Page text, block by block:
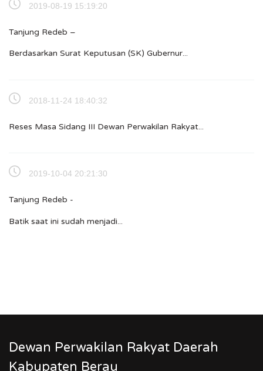
2019-08-19 15:19:20
Tanjung Redeb –
Berdasarkan Surat Keputusan (SK) Gubernur...
2018-11-24 18:40:32
Reses Masa Sidang III Dewan Perwakilan Rakyat...
2019-10-04 20:21:30
Tanjung Redeb -
Batik saat ini sudah menjadi...
Dewan Perwakilan Rakyat Daerah
Kabupaten Berau